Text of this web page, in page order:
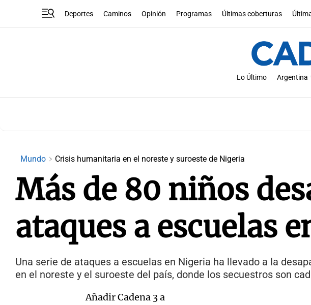
Deportes Caminos Opinión Programas Últimas coberturas
Lo Último Argentina
Mundo Crisis humanitaria en el noreste y suroeste de Nigeria
Más de 80 niños
ataques a escuelas
Una serie de ataques a escuelas en Nigeria ha llevado a la
en el noreste y el suroeste del país, donde los secuestros son
Añadir Cadena 3 a